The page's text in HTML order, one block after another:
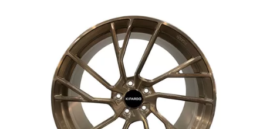
PRIVACY
POLICY